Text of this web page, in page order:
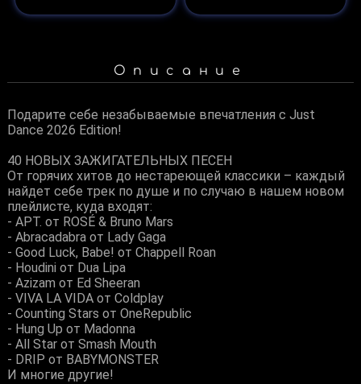
Описание
Подарите себе незабываемые впечатления с Just
Dance 2026 Edition!
40 НОВЫХ ЗАЖИГАТЕЛЬНЫХ ПЕСЕН
От горячих хитов до нестареющей классики – каждый
найдет себе трек по душе и по случаю в нашем новом
плейлисте, куда входят:
- APT. от ROSÉ & Bruno Mars
- Abracadabra от Lady Gaga
- Good Luck, Babe! от Chappell Roan
- Houdini от Dua Lipa
- Azizam от Ed Sheeran
- VIVA LA VIDA от Coldplay
- Counting Stars от OneRepublic
- Hung Up от Madonna
- All Star от Smash Mouth
- DRIP от BABYMONSTER
И многие другие!